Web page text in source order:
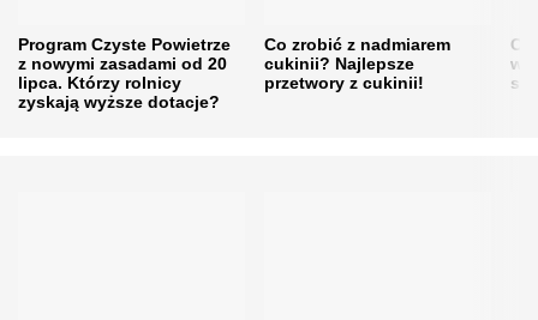
Program Czyste Powietrze
z nowymi zasadami od 20
lipca. Którzy rolnicy
zyskają wyższe dotacje?
Co zrobić z nadmiarem
cukinii? Najlepsze
przetwory z cukinii!
w